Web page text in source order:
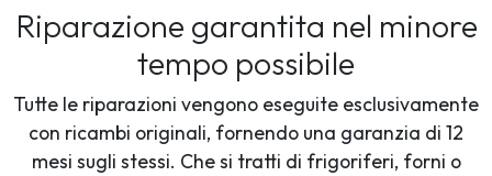
Riparazione garantita nel minore
tempo possibile
Tutte le riparazioni vengono eseguite esclusivamente
con ricambi originali, fornendo una garanzia di 12
mesi sugli stessi. Che si tratti di frigoriferi, forni o